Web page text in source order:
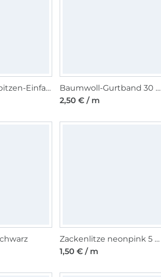
Elastisches Spitzen-Einfassband mit Stickerei schwarz 12 mm
Baumwoll-Gurtband 30 mm, sand
2,50 € / m
Zackenlitze neonpink 5 mm
1,50 € / m